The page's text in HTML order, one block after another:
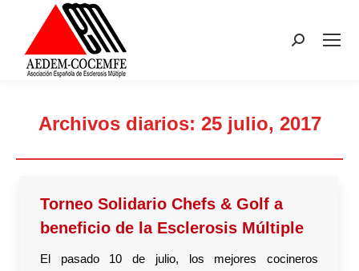
Buscar:
Archivos diarios: 25 julio, 2017
Torneo Solidario Chefs & Golf a
beneficio de la Esclerosis Múltiple
El pasado 10 de julio, los mejores cocineros